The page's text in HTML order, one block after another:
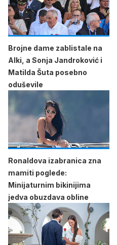
Brojne dame zablistale na
Alki, a Sonja Jandroković i
Matilda Šuta posebno
oduševile
Ronaldova izabranica zna
mamiti poglede:
Minijaturnim bikinijima
jedva obuzdava obline